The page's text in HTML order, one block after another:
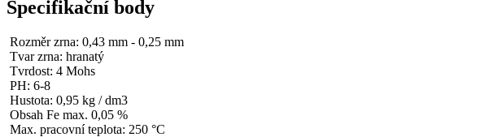
Specifikační body
Rozměr zrna: 0,43 mm - 0,25 mm
Tvar zrna: hranatý
Tvrdost: 4 Mohs
PH: 6-8
Hustota: 0,95 kg / dm3
Obsah Fe max. 0,05 %
Max. pracovní teplota: 250 °C